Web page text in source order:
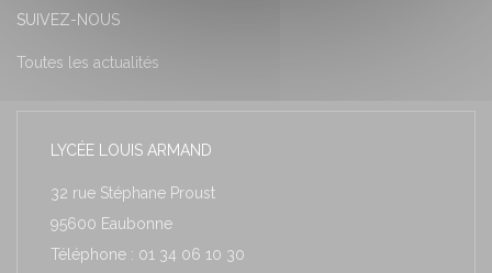
SUIVEZ-NOUS
Toutes les actualités
LYCÉE LOUIS ARMAND
32 rue Stéphane Proust
95600 Eaubonne
Téléphone : 01 34 06 10 30